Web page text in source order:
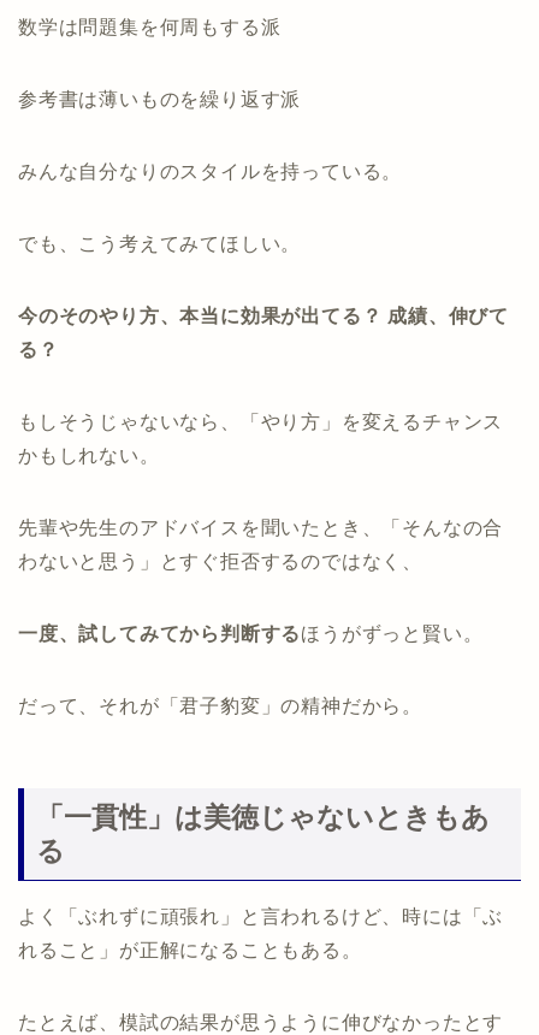
数学は問題集を何周もする派
参考書は薄いものを繰り返す派
みんな自分なりのスタイルを持っている。
でも、こう考えてみてほしい。
今のそのやり方、本当に効果が出てる？ 成績、伸びて
る？
もしそうじゃないなら、「やり方」を変えるチャンス
かもしれない。
先輩や先生のアドバイスを聞いたとき、「そんなの合
わないと思う」とすぐ拒否するのではなく、
一度、試してみてから判断するほうがずっと賢い。
だって、それが「君子豹変」の精神だから。
「一貫性」は美徳じゃないときもあ
る
よく「ぶれずに頑張れ」と言われるけど、時には「ぶ
れること」が正解になることもある。
たとえば、模試の結果が思うように伸びなかったとす